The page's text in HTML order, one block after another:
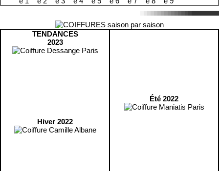
TENDANCES
2023
Hiver 2022
Été 2022